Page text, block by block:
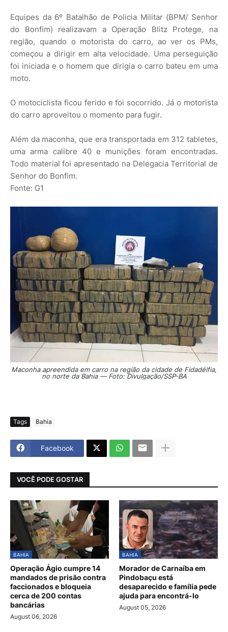
Equipes da 6º Batalhão de Policia Militar (BPM/ Senhor
do Bonfim) realizavam a Operação Blitz Protege, na
região, quando o motorista do carro, ao ver os PMs,
começou a dirigir em alta velocidade. Uma perseguição
foi iniciada e o homem que dirigia o carro bateu em uma
moto.
O motociclista ficou ferido e foi socorrido. Já o motorista
do carro aproveitou o momento para fugir.
Além da maconha, que era transportada em 312 tabletes,
uma arma calibre 40 e munições foram encontradas.
Todo material foi apresentado na Delegacia Territorial de
Senhor do Bonfim.
Fonte: G1
Maconha apreendida em carro na região da cidade de Fidadélfia,
no norte da Bahia — Foto: Divulgação/SSP-BA
Tags Bahia
Facebook
VOCÊ PODE GOSTAR
BAHIA
Operação Ágio cumpre 14
mandados de prisão contra
faccionados e bloqueia
cerca de 200 contas
bancárias
August 06, 2026
BAHIA
Morador de Carnaíba em
Pindobaçu está
desaparecido e família pede
ajuda para encontrá-lo
August 05, 2026